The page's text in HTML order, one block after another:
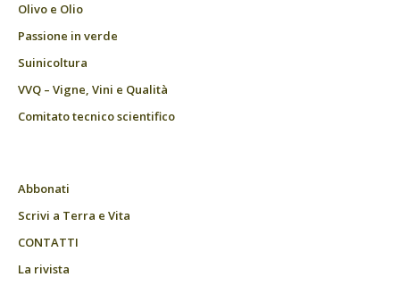
Olivo e Olio
Passione in verde
Suinicoltura
VVQ – Vigne, Vini e Qualità
Comitato tecnico scientifico
Abbonati
Scrivi a Terra e Vita
CONTATTI
La rivista